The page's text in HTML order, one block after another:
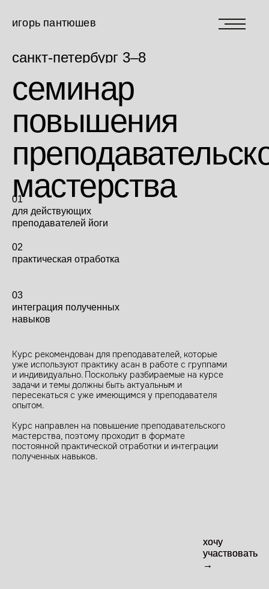
игорь пантюшев
санкт-петербург 3–8
семинар
повышения
мастерства
01
для действующих
преподавателей йоги
02
практическая отработка
03
интеграция полученных
навыков
Курс рекомендован для преподавателей, которые
уже используют практику асан в работе с группами
и индивидуально. Поскольку разбираемые на курсе
задачи и темы должны быть актуальным и
пересекаться с уже имеющимся у преподавателя
опытом.
Курс направлен на повышение преподавательского
мастерства, поэтому проходит в формате
постоянной практической отработки и интеграции
полученных навыков.
хочу
участвовать
→
хочу
участвовать
→